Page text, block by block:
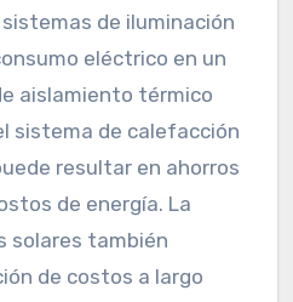
de iluminación
eléctrico en un
aislamiento térmico
sistema de calefacción
resultar en ahorros
de energía. La
solares también
de costos a largo